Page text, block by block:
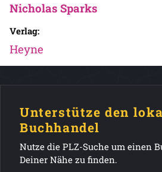
Nicholas Sparks
Verlag:
Heyne
Unterstütze den
Buchhandel
Nutze die PLZ-Suche um einen
Deiner Nähe zu finden.